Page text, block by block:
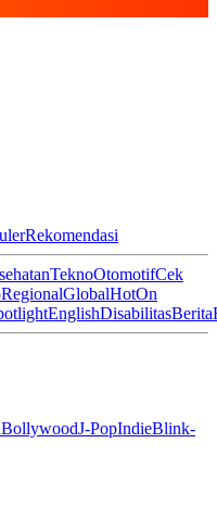
Rekomendasi
TeknoOtomotifCek
RegionalGlobalHotOn
EnglishDisabilitasBerita
BollywoodJ-PopIndieBlink-